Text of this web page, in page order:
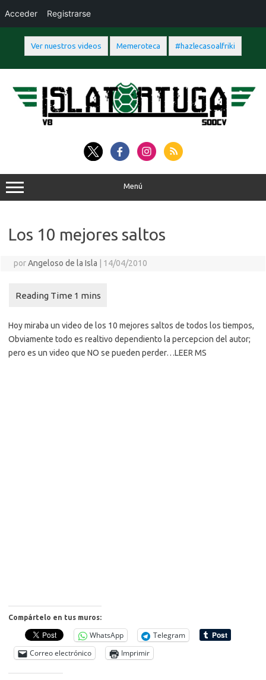
Ver nuestros videos Memeroteca #hazlecasoalfriki
contenido
Menú
Los 10 mejores saltos
porAngeloso de la Isla 14/04/2010
Hoy miraba un video de los 10 mejores saltos de todos los tiempos,
Obviamente todo es realtivo dependiento la percepcion del autor;
pero es un video que NO se pueden perder…LEER MS
Compártelo en tus muros:
WhatsApp
Telegram
Correo electrónico
Imprimir
Acceder Registrarse